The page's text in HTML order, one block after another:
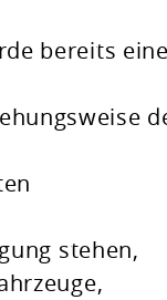
bereits
stehen,